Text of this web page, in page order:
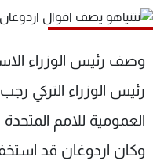
وصف رئيس الوزراء
رئيس الوزراء التركي
العمومية للامم المتحدة
وكان اردوغان قد استخف
سياسة
إقتصاد
منوعات
كأس العالم